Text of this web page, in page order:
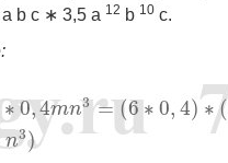
b c ∗ 3,5 a 12 b 10 c.
∗0,4mn3 = (6 ∗ 0, 4) ∗ (
n3)
∗0,4m 3=(6∗0 4 ∗( m2